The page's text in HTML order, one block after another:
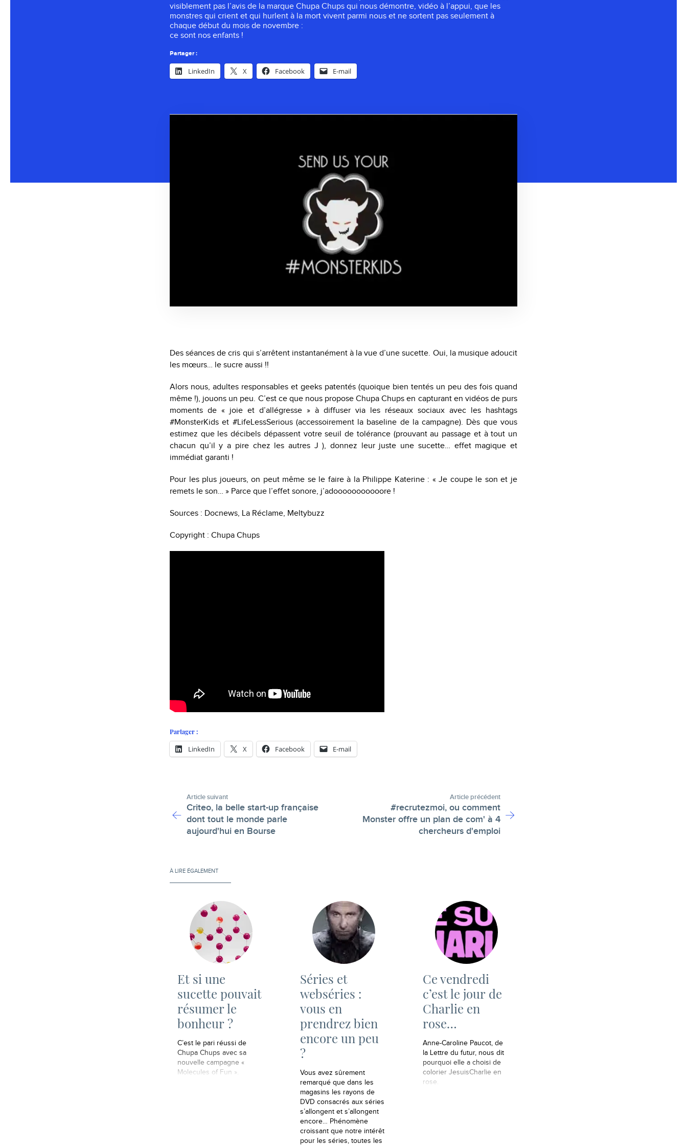
visiblement pas l’avis de la marque Chupa Chups qui nous démontre, vidéo à l’appui, que les
monstres qui crient et qui hurlent à la mort vivent parmi nous et ne sortent pas seulement à
chaque début du mois de novembre :
ce sont nos enfants !
Partager :
LinkedIn X Facebook E-mail
Des séances de cris qui s’arrêtent instantanément à la vue d’une sucette. Oui, la musique adoucit
les mœurs… le sucre aussi !!
Alors nous, adultes responsables et geeks patentés (quoique bien tentés un peu des fois quand
même !), jouons un peu. C’est ce que nous propose Chupa Chups en capturant en vidéos de purs
moments de « joie et d’allégresse » à diffuser via les réseaux sociaux avec les hashtags
#MonsterKids et #LifeLessSerious (accessoirement la baseline de la campagne). Dès que vous
estimez que les décibels dépassent votre seuil de tolérance (prouvant au passage et à tout un
chacun qu’il y a pire chez les autres J ), donnez leur juste une sucette… effet magique et
immédiat garanti !
Pour les plus joueurs, on peut même se le faire à la Philippe Katerine : « Je coupe le son et je
remets le son… » Parce que l’effet sonore, j’adooooooooooore !
Sources : Docnews, La Réclame, Meltybuzz
Copyright : Chupa Chups
Partager :
LinkedIn X Facebook E-mail
Article suivant
Criteo, la belle start-up française
dont tout le monde parle
aujourd'hui en Bourse
Article précédent
#recrutezmoi, ou comment
Monster offre un plan de com' à 4
chercheurs d'emploi
À LIRE ÉGALEMENT
Et si une
sucette pouvait
résumer le
bonheur ?
C’est le pari réussi de
Chupa Chups avec sa
nouvelle campagne «
Molecules of Fun ».
Séries et
webséries :
vous en
prendrez bien
encore un peu
?
Vous avez sûrement
remarqué que dans les
magasins les rayons de
DVD consacrés aux séries
s’allongent et s’allongent
encore… Phénomène
croissant que notre intérêt
pour les séries, toutes les
Ce vendredi
c’est le jour de
Charlie en
rose…
Anne-Caroline Paucot, de
la Lettre du futur, nous dit
pourquoi elle a choisi de
colorier JesuisCharlie en
rose.